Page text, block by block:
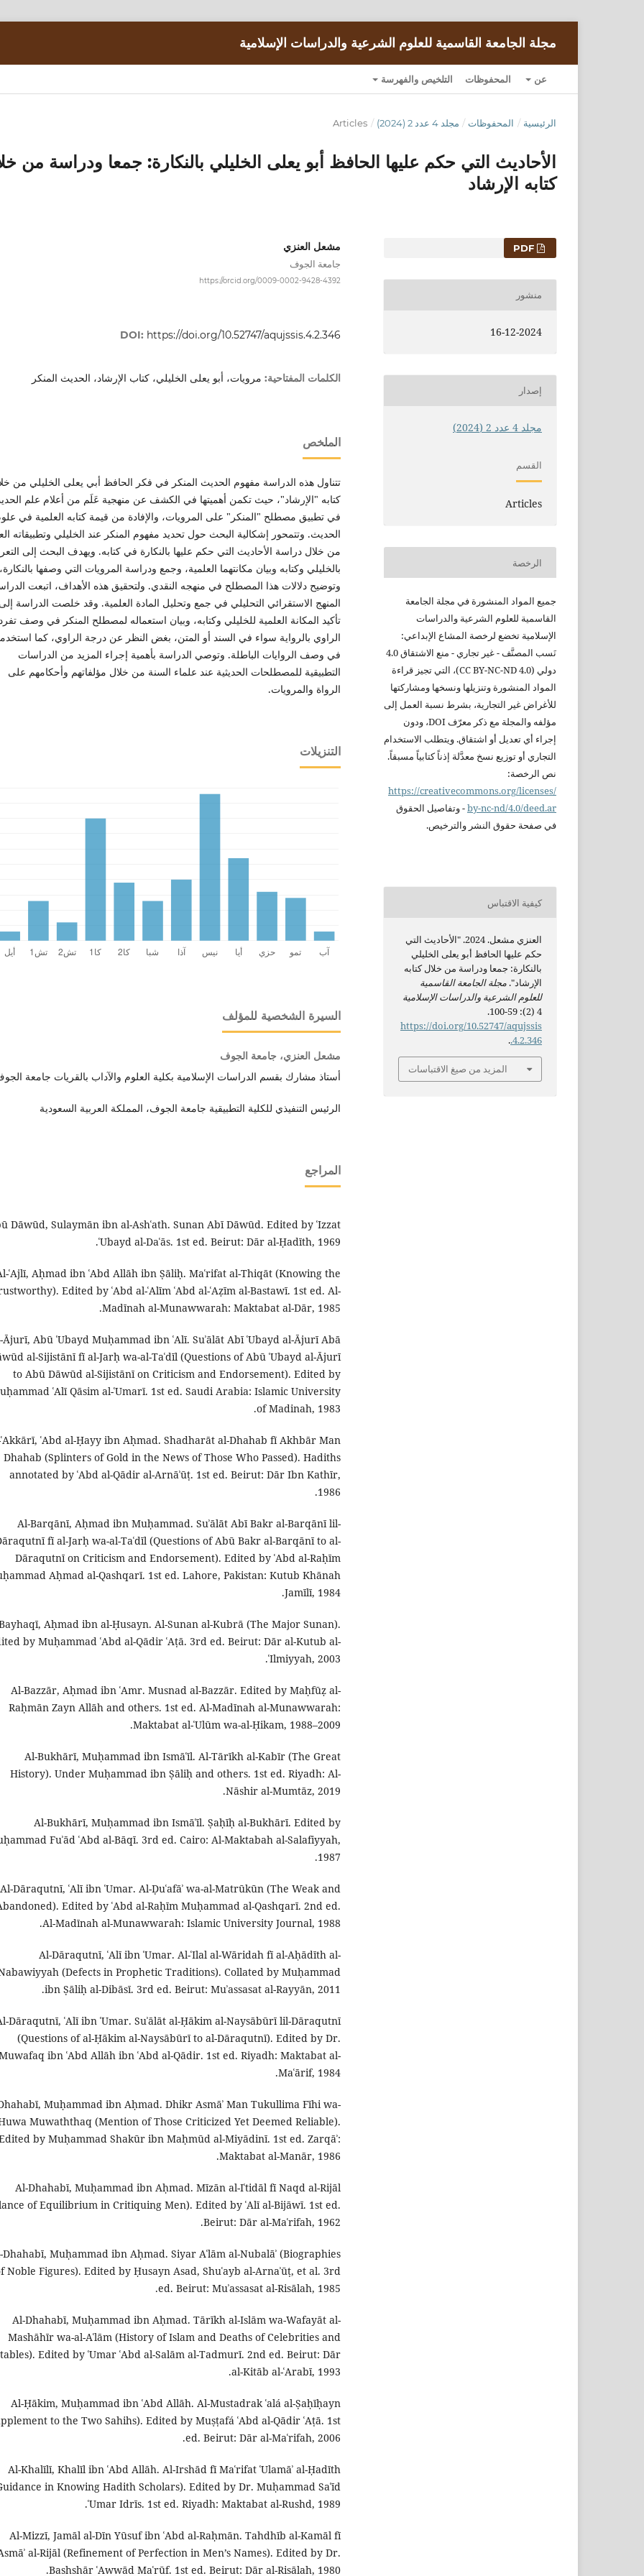
مجلة الجامعة القاسمية للعلوم الشرعية والدراسات الإسلامية
عن المحفوظات التلخيص والفهرسة
الرئيسية / المحفوظات / مجلد 4 عدد 2 (2024) /
Articles
الأحاديث التي حكم عليها الحافظ أبو يعلى الخليلي بالنكارة: جمعا ودراسة من
كتابه الإرشاد
مشعل العنزي
جامعة الجوف
https://orcid.org/0009-0002-9428-4392
DOI: https://doi.org/10.52747/aqujssis.4.2.346
الكلمات المفتاحية: مرويات، أبو يعلى الخليلي، كتاب الإرشاد، الحديث المنكر
الملخص
تتناول هذه الدراسة مفهوم الحديث المنكر في فكر الحافظ أبي يعلى الخليلي من
كتابه "الإرشاد"، حيث تكمن أهميتها في الكشف عن منهجية عَلَم من أعلام علم
في تطبيق مصطلح "المنكر" على المرويات، والإفادة من قيمة كتابه العلمية في
الحديث. وتتمحور إشكالية البحث حول تحديد مفهوم المنكر عند الخليلي وتطبيقاته
من خلال دراسة الأحاديث التي حكم عليها بالنكارة في كتابه. ويهدف البحث إلى
بالخليلي وكتابه وبيان مكانتهما العلمية، وجمع ودراسة المرويات التي وصفها بالنكارة،
وتوضيح دلالات هذا المصطلح في منهجه النقدي. ولتحقيق هذه الأهداف، اتبعت
المنهج الاستقرائي التحليلي في جمع وتحليل المادة العلمية. وقد خلصت الدراسة
تأكيد المكانة العلمية للخليلي وكتابه، وبيان استعماله لمصطلح المنكر في وصف
الراوي بالرواية سواء في السند أو المتن، بغض النظر عن درجة الراوي، كما
في وصف الروايات الباطلة. وتوصي الدراسة بأهمية إجراء المزيد من الدراسات
التطبيقية للمصطلحات الحديثية عند علماء السنة من خلال مؤلفاتهم وأحكامهم على
الرواة والمرويات.
التنزيلات
السيرة الشخصية للمؤلف
مشعل العنزي، جامعة الجوف
أستاذ مشارك بقسم الدراسات الإسلامية بكلية العلوم والآداب بالقريات جامعة
الرئيس التنفيذي للكلية التطبيقية جامعة الجوف، المملكة العربية السعودية
المراجع
Dāwūd, Sulaymān ibn al-Ashʿath. Sunan Abī Dāwūd. Edited by ʿIzzat
ʿUbayd al-Daʿās. 1st ed. Beirut: Dār al-Ḥadīth, 1969.
ʿAjlī, Aḥmad ibn ʿAbd Allāh ibn Ṣāliḥ. Maʿrifat al-Thiqāt (Knowing the
Edited by ʿAbd al-ʿAlīm ʿAbd al-ʿAẓīm al-Bastawī. 1st ed. Al-
Madīnah al-Munawwarah: Maktabat al-Dār, 1985.
Ājurī, Abū ʿUbayd Muḥammad ibn ʿAlī. Suʾālāt Abī ʿUbayd al-Ājurī Abā
al-Sijistānī fī al-Jarḥ wa-al-Taʿdīl (Questions of Abū ʿUbayd al-Ājurī
to Abū Dāwūd al-Sijistānī on Criticism and Endorsement). Edited by
ʿAlī Qāsim al-ʿUmarī. 1st ed. Saudi Arabia: Islamic University
of Madinah, 1983.
ʿAbd al-Ḥayy ibn Aḥmad. Shadharāt al-Dhahab fī Akhbār Man
Dhahab (Splinters of Gold in the News of Those Who Passed). Hadiths
annotated by ʿAbd al-Qādir al-Arnāʾūṭ. 1st ed. Beirut: Dār Ibn Kathīr,
1986.
Al-Barqānī, Aḥmad ibn Muḥammad. Suʾālāt Abī Bakr al-Barqānī lil-
fī al-Jarḥ wa-al-Taʿdīl (Questions of Abū Bakr al-Barqānī to al-
Dāraqutnī on Criticism and Endorsement). Edited by ʿAbd al-Raḥīm
Aḥmad al-Qashqarī. 1st ed. Lahore, Pakistan: Kutub Khānah
Jamīlī, 1984.
Aḥmad ibn al-Ḥusayn. Al-Sunan al-Kubrā (The Major Sunan).
by Muḥammad ʿAbd al-Qādir ʿAṭā. 3rd ed. Beirut: Dār al-Kutub al-
ʿIlmiyyah, 2003.
Al-Bazzār, Aḥmad ibn ʿAmr. Musnad al-Bazzār. Edited by Maḥfūẓ al-
Raḥmān Zayn Allāh and others. 1st ed. Al-Madīnah al-Munawwarah:
Maktabat al-ʿUlūm wa-al-Ḥikam, 1988–2009.
Al-Bukhārī, Muḥammad ibn Ismāʿīl. Al-Tārīkh al-Kabīr (The Great
History). Under Muḥammad ibn Ṣāliḥ and others. 1st ed. Riyadh: Al-
Nāshir al-Mumtāz, 2019.
Al-Bukhārī, Muḥammad ibn Ismāʿīl. Ṣaḥīḥ al-Bukhārī. Edited by
Fuʾād ʿAbd al-Bāqī. 3rd ed. Cairo: Al-Maktabah al-Salafiyyah,
1987.
Al-Dāraqutnī, ʿAlī ibn ʿUmar. Al-Ḍuʿafāʾ wa-al-Matrūkūn (The Weak and
Edited by ʿAbd al-Raḥīm Muḥammad al-Qashqarī. 2nd ed.
Al-Madīnah al-Munawwarah: Islamic University Journal, 1988.
Al-Dāraqutnī, ʿAlī ibn ʿUmar. Al-ʿIlal al-Wāridah fī al-Aḥādīth al-
(Defects in Prophetic Traditions). Collated by Muḥammad
ibn Ṣāliḥ al-Dibāsī. 3rd ed. Beirut: Muʾassasat al-Rayyān, 2011.
Dāraqutnī, ʿAlī ibn ʿUmar. Suʾālāt al-Ḥākim al-Naysābūrī lil-Dāraqutnī
(Questions of al-Ḥākim al-Naysābūrī to al-Dāraqutnī). Edited by Dr.
ibn ʿAbd Allāh ibn ʿAbd al-Qādir. 1st ed. Riyadh: Maktabat al-
Maʿārif, 1984.
Muḥammad ibn Aḥmad. Dhikr Asmāʾ Man Tukullima Fīhi wa-
Muwaththaq (Mention of Those Criticized Yet Deemed Reliable).
by Muḥammad Shakūr ibn Maḥmūd al-Miyādinī. 1st ed. Zarqāʾ:
Maktabat al-Manār, 1986.
Al-Dhahabī, Muḥammad ibn Aḥmad. Mīzān al-Iʿtidāl fī Naqd al-Rijāl
of Equilibrium in Critiquing Men). Edited by ʿAlī al-Bijāwī. 1st ed.
Beirut: Dār al-Maʿrifah, 1962.
Dhahabī, Muḥammad ibn Aḥmad. Siyar Aʿlām al-Nubalāʾ (Biographies
Noble Figures). Edited by Ḥusayn Asad, Shuʿayb al-Arnaʾūṭ, et al. 3rd
ed. Beirut: Muʾassasat al-Risālah, 1985.
Al-Dhahabī, Muḥammad ibn Aḥmad. Tārīkh al-Islām wa-Wafayāt al-
Mashāhīr wa-al-Aʿlām (History of Islam and Deaths of Celebrities and
Edited by ʿUmar ʿAbd al-Salām al-Tadmurī. 2nd ed. Beirut: Dār
al-Kitāb al-ʿArabī, 1993.
Al-Ḥākim, Muḥammad ibn ʿAbd Allāh. Al-Mustadrak ʿalá al-Ṣaḥīḥayn
to the Two Sahihs). Edited by Muṣṭafá ʿAbd al-Qādir ʿAṭā. 1st
ed. Beirut: Dār al-Maʿrifah, 2006.
Al-Khalīlī, Khalīl ibn ʿAbd Allāh. Al-Irshād fī Maʿrifat ʿUlamāʾ al-Ḥadīth
in Knowing Hadith Scholars). Edited by Dr. Muḥammad Saʿīd
ʿUmar Idrīs. 1st ed. Riyadh: Maktabat al-Rushd, 1989.
Al-Mizzī, Jamāl al-Dīn Yūsuf ibn ʿAbd al-Raḥmān. Tahdhīb al-Kamāl fī
al-Rijāl (Refinement of Perfection in Men’s Names). Edited by Dr.
Bashshār ʿAwwād Maʿrūf. 1st ed. Beirut: Dār al-Risālah, 1980.
التنزيلات
PDF
منشور
16-12-2024
إصدار
مجلد 4 عدد 2 (2024)
القسم
Articles
الرخصة
جميع المواد المنشورة في مجلة الجامعة
القاسمية للعلوم الشرعية والدراسات
الإسلامية تخضع لرخصة المشاع الإبداعي:
نَسب المصنَّف - غير تجاري - منع
الاشتقاق 4.0
دولي (CC BY-NC-ND 4.0)،
التي تجيز قراءة
المواد المنشورة وتنزيلها ونسخها ومشاركتها
للأغراض غير التجارية، بشرط نسبة العمل إلى
مؤلفه والمجلة مع ذكر معرّف DOI، ودون
إجراء أي تعديل أو اشتقاق. ويتطلب الاستخدام
التجاري أو توزيع نسخ معدَّلة إذناً كتابياً مسبقاً.
نص الرخصة:
https://creativecommons.org/licenses/
by-nc-nd/4.0/deed.ar
-وتفاصيل الحقوق
في صفحة حقوق النشر والترخيص.
كيفية الاقتباس
العنزي مشعل. 2024. "الأحاديث التي
حكم عليها الحافظ أبو يعلى الخليلي
بالنكارة: جمعا ودراسة من خلال كتابه
الإرشاد".مجلة الجامعة القاسمية
للعلوم الشرعية والدراسات الإسلامية
4 (2): 59-100.
https://doi.org/10.52747/aqujssis
.4.2.346
.
المزيد من صيغ الاقتباسات